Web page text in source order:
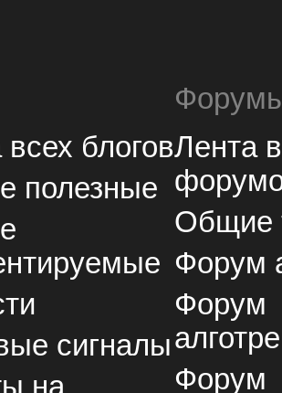
блогов
полезные
сигналы
Лента
Общие
Форум
Форум
Форум